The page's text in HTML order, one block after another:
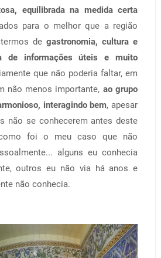
equilibrada na medida certa
para o melhor que a região
degastronomia, cultura e
de informações úteis e muito
que não poderia faltar, em
não menos importante, ao grupo
interagindo bem, apesar
não se conhecerem antes deste
foi o meu caso que não
alguns eu conhecia
outros eu não via há anos e
não conhecia.